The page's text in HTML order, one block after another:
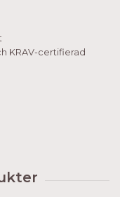
KRAV-certifierad